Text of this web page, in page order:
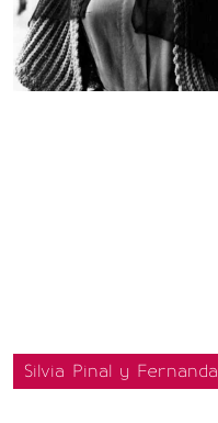
Silvia Pinal y